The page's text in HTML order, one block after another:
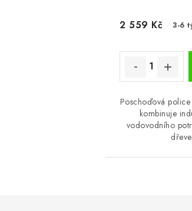
3-6
2 559 Kč
Poschoďová
kombinuje
vodovodního